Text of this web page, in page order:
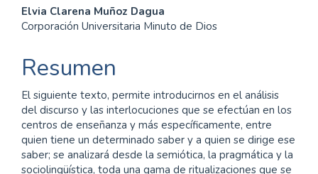
Contenido
principal
del
artículo
Elvia Clarena Muñoz Dagua
Corporación Universitaria Minuto de Dios
Resumen
El siguiente texto, permite introducirnos en el análisis
del discurso y las interlocuciones que se efectúan en los
centros de enseñanza y más específicamente, entre
quien tiene un determinado saber y a quien se dirige ese
saber; se analizará desde la semiótica, la pragmática y la
sociolingüística, toda una gama de ritualizaciones que se